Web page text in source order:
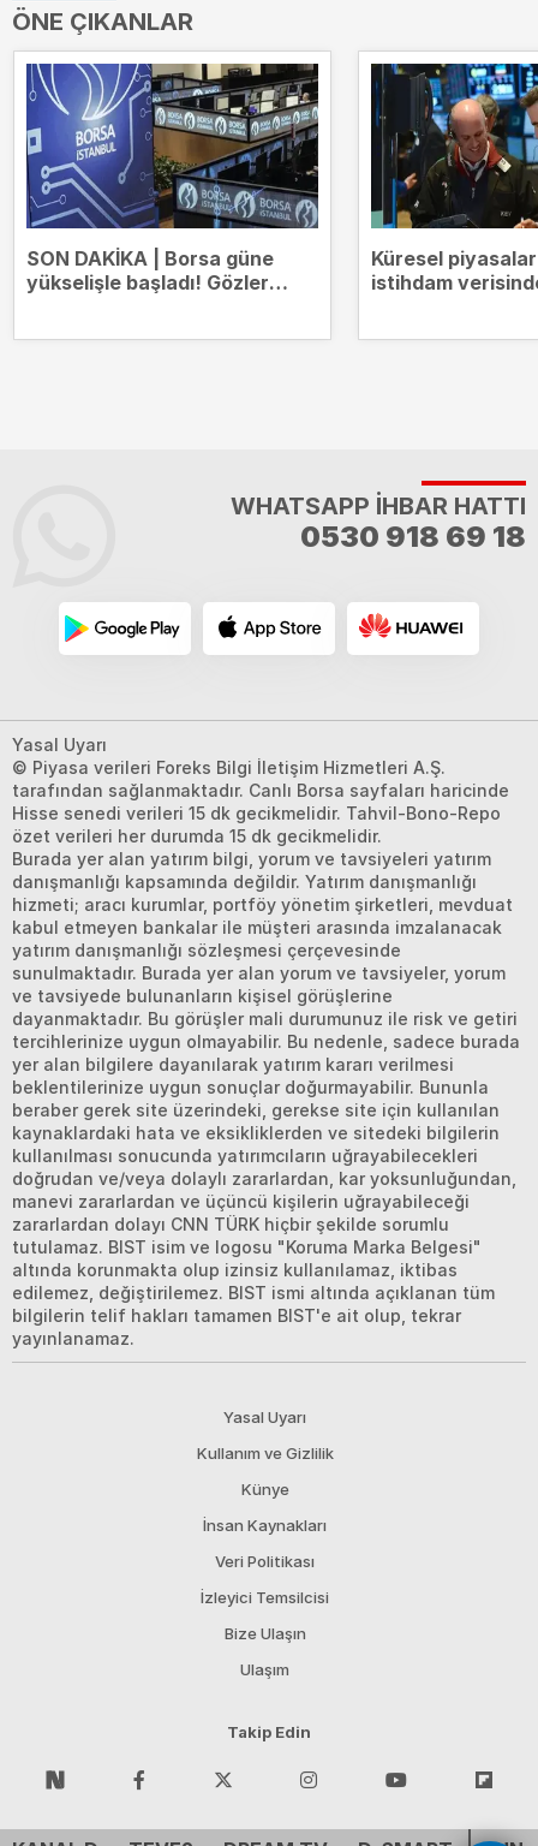
ÖNE ÇIKANLAR
SON DAKİKA | Borsa güne
yükselişle başladı! Gözler
Küresel
istihdam
WHATSAPP İHBAR HATTI
0530 918 69 18
Yasal Uyarı
© Piyasa verileri Foreks Bilgi İletişim Hizmetleri A.Ş.
tarafından sağlanmaktadır. Canlı Borsa sayfaları haricinde
Hisse senedi verileri 15 dk gecikmelidir. Tahvil-Bono-Repo
özet verileri her durumda 15 dk gecikmelidir.
Burada yer alan yatırım bilgi, yorum ve tavsiyeleri yatırım
danışmanlığı kapsamında değildir. Yatırım danışmanlığı
hizmeti; aracı kurumlar, portföy yönetim şirketleri, mevduat
kabul etmeyen bankalar ile müşteri arasında imzalanacak
yatırım danışmanlığı sözleşmesi çerçevesinde
sunulmaktadır. Burada yer alan yorum ve tavsiyeler, yorum
ve tavsiyede bulunanların kişisel görüşlerine
dayanmaktadır. Bu görüşler mali durumunuz ile risk ve getiri
tercihlerinize uygun olmayabilir. Bu nedenle, sadece burada
yer alan bilgilere dayanılarak yatırım kararı verilmesi
beklentilerinize uygun sonuçlar doğurmayabilir. Bununla
beraber gerek site üzerindeki, gerekse site için kullanılan
kaynaklardaki hata ve eksikliklerden ve sitedeki bilgilerin
kullanılması sonucunda yatırımcıların uğrayabilecekleri
doğrudan ve/veya dolaylı zararlardan, kar yoksunluğundan,
manevi zararlardan ve üçüncü kişilerin uğrayabileceği
zararlardan dolayı CNN TÜRK hiçbir şekilde sorumlu
tutulamaz. BIST isim ve logosu "Koruma Marka Belgesi"
altında korunmakta olup izinsiz kullanılamaz, iktibas
edilemez, değiştirilemez. BIST ismi altında açıklanan tüm
bilgilerin telif hakları tamamen BIST'e ait olup, tekrar
yayınlanamaz.
Yasal Uyarı
Kullanım ve Gizlilik
Künye
İnsan Kaynakları
Veri Politikası
İzleyici Temsilcisi
Bize Ulaşın
Ulaşım
Takip Edin